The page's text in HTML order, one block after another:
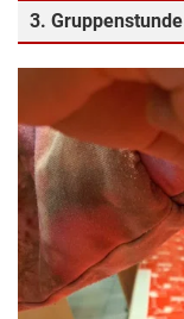
3. Gruppenstunde